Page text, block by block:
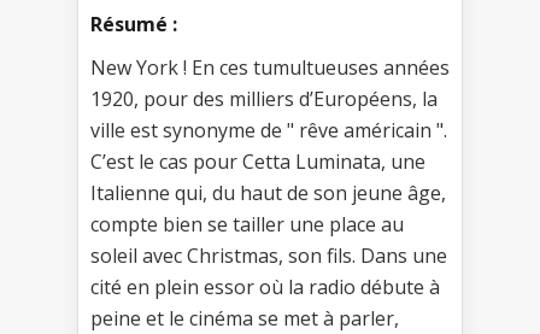
Résumé :
New York ! En ces tumultueuses années
1920, pour des milliers d’Européens, la
ville est synonyme de " rêve américain ".
C’est le cas pour Cetta Luminata, une
Italienne qui, du haut de son jeune âge,
compte bien se tailler une place au
soleil avec Christmas, son fils. Dans une
cité en plein essor où la radio débute à
peine et le cinéma se met à parler,